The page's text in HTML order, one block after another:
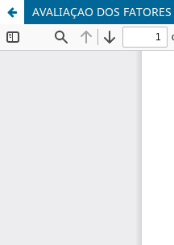
AVALIAÇAO DOS